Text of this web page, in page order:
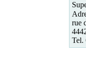
rue
Tel.